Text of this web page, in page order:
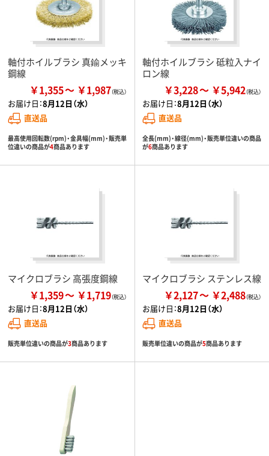
軸付ホイルブラシ 真鍮メッキ
鋼線
￥1,355 ￥1,987
お届け日：8月12日（水）
直送品
最高使用回転数(rpm)・金具幅(mm)・販売単
位違いの商品が4商品あります
軸付ホイルブラシ 砥粒入ナイ
ロン線
￥3,228 ￥5,942
お届け日：8月12日（水）
直送品
全長(mm)・線径(mm)・販売単位違いの商品
が6商品あります
マイクロブラシ 高張度鋼線
￥1,359 ￥1,719
お届け日：8月12日（水）
直送品
販売単位違いの商品が3商品あります
マイクロブラシ ステンレス線
￥2,127 ￥2,488
お届け日：8月12日（水）
直送品
販売単位違いの商品が5商品あります